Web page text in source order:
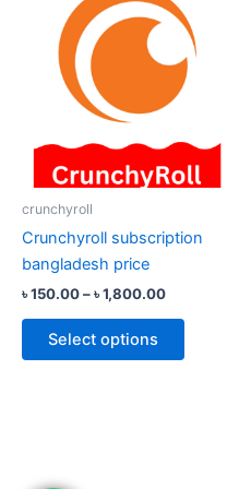
crunchyroll
Crunchyroll subscription
bangladesh price
৳150.00–৳1,800.00
৳ 150.00
through
৳ 1,800.00
Select options
product
has
multiple
options
may
on
page